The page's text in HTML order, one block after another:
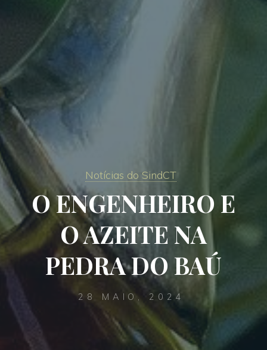
Notícias do SindCT
O ENGENHEIRO E
O AZEITE NA
PEDRA DO BAÚ
28 MAIO, 2024